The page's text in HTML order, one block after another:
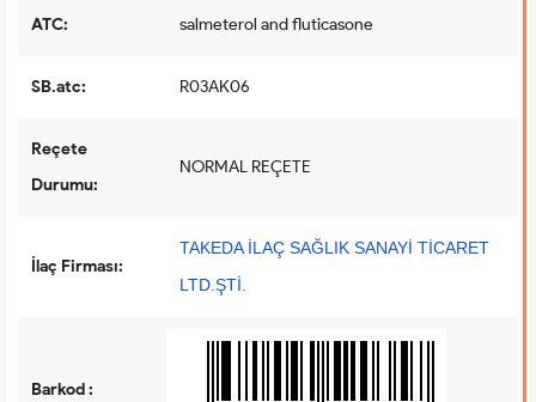
ATC: salmeterol and fluticasone
SB.atc: R03AK06
Reçete
Durumu:
NORMAL REÇETE
İlaç Firması:
TAKEDA İLAÇ SAĞLIK SANAYİ TİCARET
LTD.ŞTİ.
Barkod :